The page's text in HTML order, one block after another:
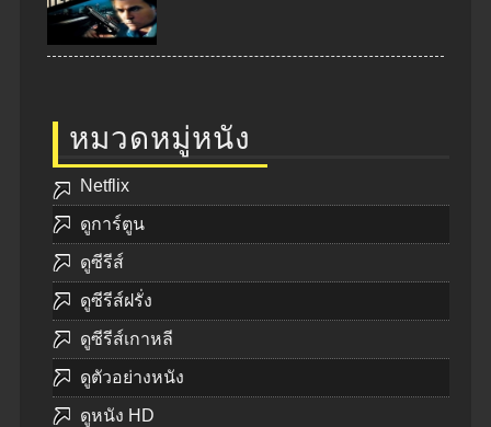
หมวดหมู่หนัง
Netflix
ดูการ์ตูน
ดูซีรีส์
ดูซีรีส์ฝรั่ง
ดูซีรีส์เกาหลี
ดูตัวอย่างหนัง
ดูหนัง HD